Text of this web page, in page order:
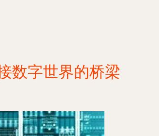
数字世界的桥梁